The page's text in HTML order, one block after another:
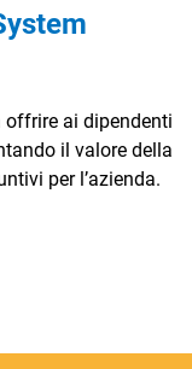
offrire ai dipendenti
il valore della
per l’azienda.